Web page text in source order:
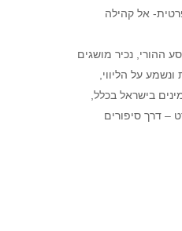
אל קהילה
ההורי, נכיר מושגים
על הליווי,
בישראל בכלל,
דרך סיפורים